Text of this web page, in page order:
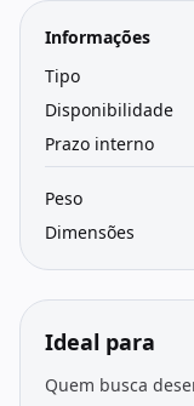
Informações
Tipo
Disponibilidade
Prazo interno
Peso
Dimensões
Ideal para
Quem busca